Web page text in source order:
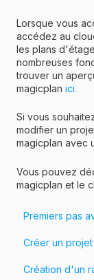
Lorsque vous
accédez au
les plans
nombreuses
trouver un
magicplan ici.
Si vous
modifier un
magicplan avec
Vous pouvez
magicplan et le
Premiers pas
Introduction
Commencer
Créer un projet
Créer un
Création d'un